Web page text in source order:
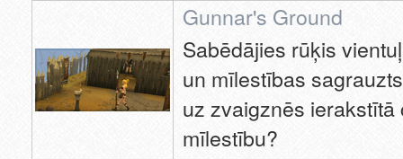
Gunnar's Ground
Sabēdājies rūķis
un mīlestības
uz zvaigznēs
mīlestību?